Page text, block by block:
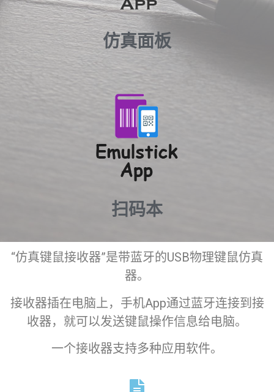
仿真面板
扫码本
“仿真键鼠接收器”是带蓝牙的USB物理键鼠仿真
器。
接收器插在电脑上，手机App通过蓝牙连接到接
收器，就可以发送键鼠操作信息给电脑。
一个接收器支持多种应用软件。